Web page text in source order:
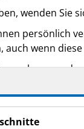
wenden Sie
persönlich
wenn
dieser